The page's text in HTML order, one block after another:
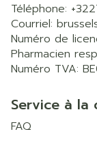
Téléphone:
Courriel:
Numéro de
Pharmacien
Numéro TVA:
Service à la
FAQ